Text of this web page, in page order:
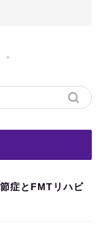
症とFMTリハビ